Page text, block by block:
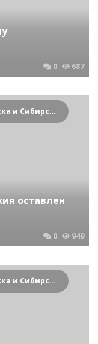
0 687
Криминальные новости Новосибирска и Сибирского региона
оставлен
0 949
Криминальные новости Новосибирска и Сибирского региона